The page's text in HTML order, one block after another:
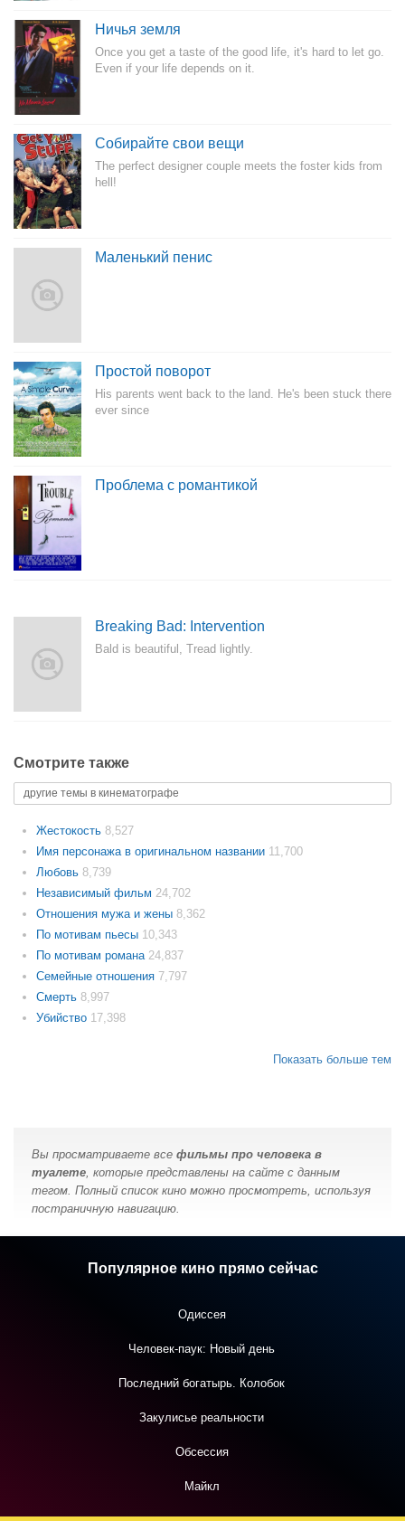
Ничья земля
Once you get a taste of the good life, it's hard to let go.
Even if your life depends on it.
Собирайте свои вещи
The perfect designer couple meets the foster kids from
hell!
Маленький пенис
Простой поворот
His parents went back to the land. He's been stuck there
ever since
Проблема с романтикой
Breaking Bad: Intervention
Bald is beautiful, Tread lightly.
Смотрите также
другие темы в кинематографе
Жестокость 8,527
Имя персонажа в оригинальном названии 11,700
Любовь 8,739
Независимый фильм 24,702
Отношения мужа и жены 8,362
По мотивам пьесы 10,343
По мотивам романа 24,837
Семейные отношения 7,797
Смерть 8,997
Убийство 17,398
Показать больше тем
Вы просматриваете все фильмы про человека в
туалете, которые представлены на сайте с данным
тегом. Полный список кино можно просмотреть, используя
постраничную навигацию.
Популярное кино прямо сейчас
Одиссея
Человек-паук: Новый день
Последний богатырь. Колобок
Закулисье реальности
Обсессия
Майкл